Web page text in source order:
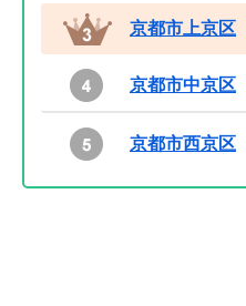
京都市上京区
京都市中京区
京都市西京区